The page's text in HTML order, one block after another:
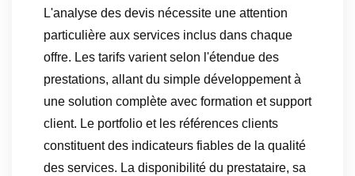
L'analyse des devis nécessite une attention
particulière aux services inclus dans chaque
offre. Les tarifs varient selon l'étendue des
prestations, allant du simple développement à
une solution complète avec formation et support
client. Le portfolio et les références clients
constituent des indicateurs fiables de la qualité
des services. La disponibilité du prestataire, sa